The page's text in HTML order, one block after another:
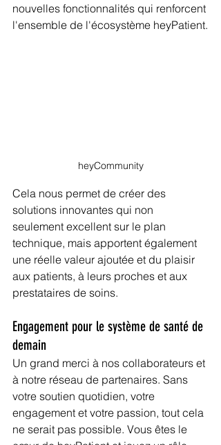
nouvelles fonctionnalités qui renforcent
l'ensemble de l'écosystème heyPatient.
heyCommunity
Cela nous permet de créer des
solutions innovantes qui non
seulement excellent sur le plan
technique, mais apportent également
une réelle valeur ajoutée et du plaisir
aux patients, à leurs proches et aux
prestataires de soins.
Engagement pour le système de santé de
demain
Un grand merci à nos collaborateurs et
à notre réseau de partenaires. Sans
votre soutien quotidien, votre
engagement et votre passion, tout cela
ne serait pas possible. Vous êtes le